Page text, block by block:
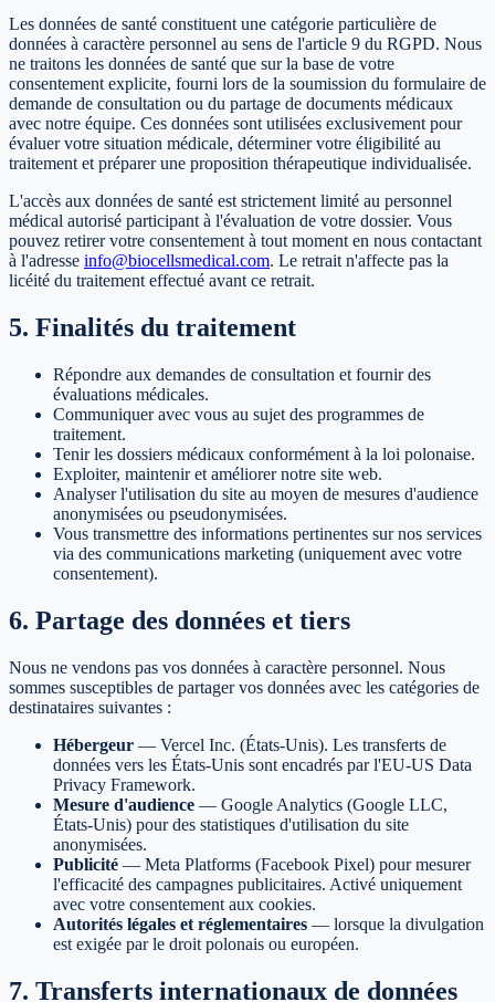
Les données de santé constituent une catégorie particulière de
données à caractère personnel au sens de l'article 9 du RGPD. Nous
ne traitons les données de santé que sur la base de votre
consentement explicite, fourni lors de la soumission du formulaire de
demande de consultation ou du partage de documents médicaux
avec notre équipe. Ces données sont utilisées exclusivement pour
évaluer votre situation médicale, déterminer votre éligibilité au
traitement et préparer une proposition thérapeutique individualisée.
L'accès aux données de santé est strictement limité au personnel
médical autorisé participant à l'évaluation de votre dossier. Vous
pouvez retirer votre consentement à tout moment en nous contactant
à l'adresse info@biocellsmedical.com. Le retrait n'affecte pas la
licéité du traitement effectué avant ce retrait.
5. Finalités du traitement
Répondre aux demandes de consultation et fournir des
évaluations médicales.
Communiquer avec vous au sujet des programmes de
traitement.
Tenir les dossiers médicaux conformément à la loi polonaise.
Exploiter, maintenir et améliorer notre site web.
Analyser l'utilisation du site au moyen de mesures d'audience
anonymisées ou pseudonymisées.
Vous transmettre des informations pertinentes sur nos services
via des communications marketing (uniquement avec votre
consentement).
6. Partage des données et tiers
Nous ne vendons pas vos données à caractère personnel. Nous
sommes susceptibles de partager vos données avec les catégories de
destinataires suivantes :
Hébergeur — Vercel Inc. (États-Unis). Les transferts de
données vers les États-Unis sont encadrés par l'EU-US Data
Privacy Framework.
Mesure d'audience — Google Analytics (Google LLC,
États-Unis) pour des statistiques d'utilisation du site
anonymisées.
Publicité — Meta Platforms (Facebook Pixel) pour mesurer
l'efficacité des campagnes publicitaires. Activé uniquement
avec votre consentement aux cookies.
Autorités légales et réglementaires — lorsque la divulgation
est exigée par le droit polonais ou européen.
7. Transferts internationaux de données